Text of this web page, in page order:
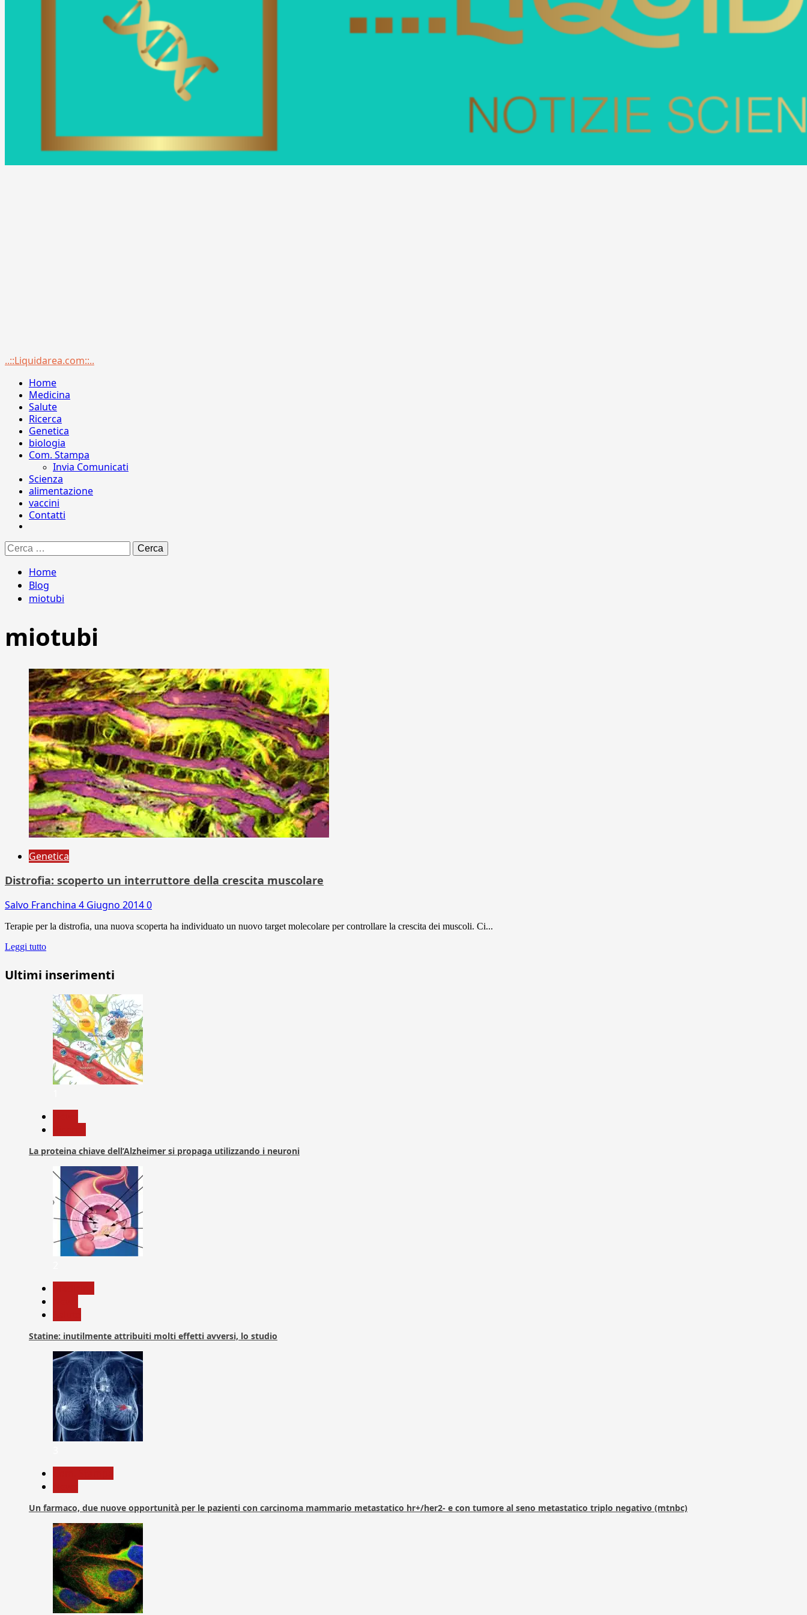
Menu
..::Liquidarea.com::..
Home
Medicina
Salute
Ricerca
Genetica
biologia
Com. Stampa
Invia Comunicati
Scienza
alimentazione
vaccini
Contatti
Ricerca
per:
Home
Blog
miotubi
miotubi
Genetica
Distrofia: scoperto un interruttore della crescita muscolare
Salvo Franchina 4 Giugno 20140
Terapie per la distrofia, una nuova scoperta ha individuato un nuovo target molecolare per controllare la crescita dei muscoli. Ci...
Leggi tutto
Ultimi inserimenti
La proteina chiave dell’Alzheimer si propaga utilizzando i neuroni
Statine: inutilmente attribuiti molti effetti avversi, lo studio
Un farmaco, due nuove opportunità per le pazienti con carcinoma mammario metastatico hr+/her2- e con tumore al seno metastatico triplo negativo (mtnbc)